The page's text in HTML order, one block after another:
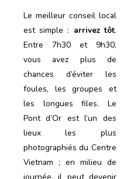
Le meilleur conseil local
est simple : arrivez tôt.
Entre 7h30 et 9h30,
vous avez plus de
chances d’éviter les
foules, les groupes et
les longues files. Le
Pont d’Or est l’un des
lieux les plus
photographiés du Centre
Vietnam ; en milieu de